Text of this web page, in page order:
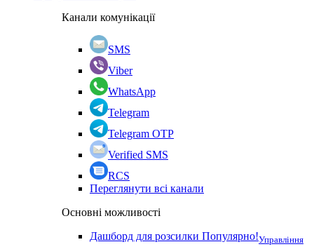
Канали комунікації
SMS
Viber
WhatsApp
Telegram
Telegram OTP
Verified SMS
RCS
Переглянути всі канали
Основні можливості
Дашборд для розсилки Популярно!Управління